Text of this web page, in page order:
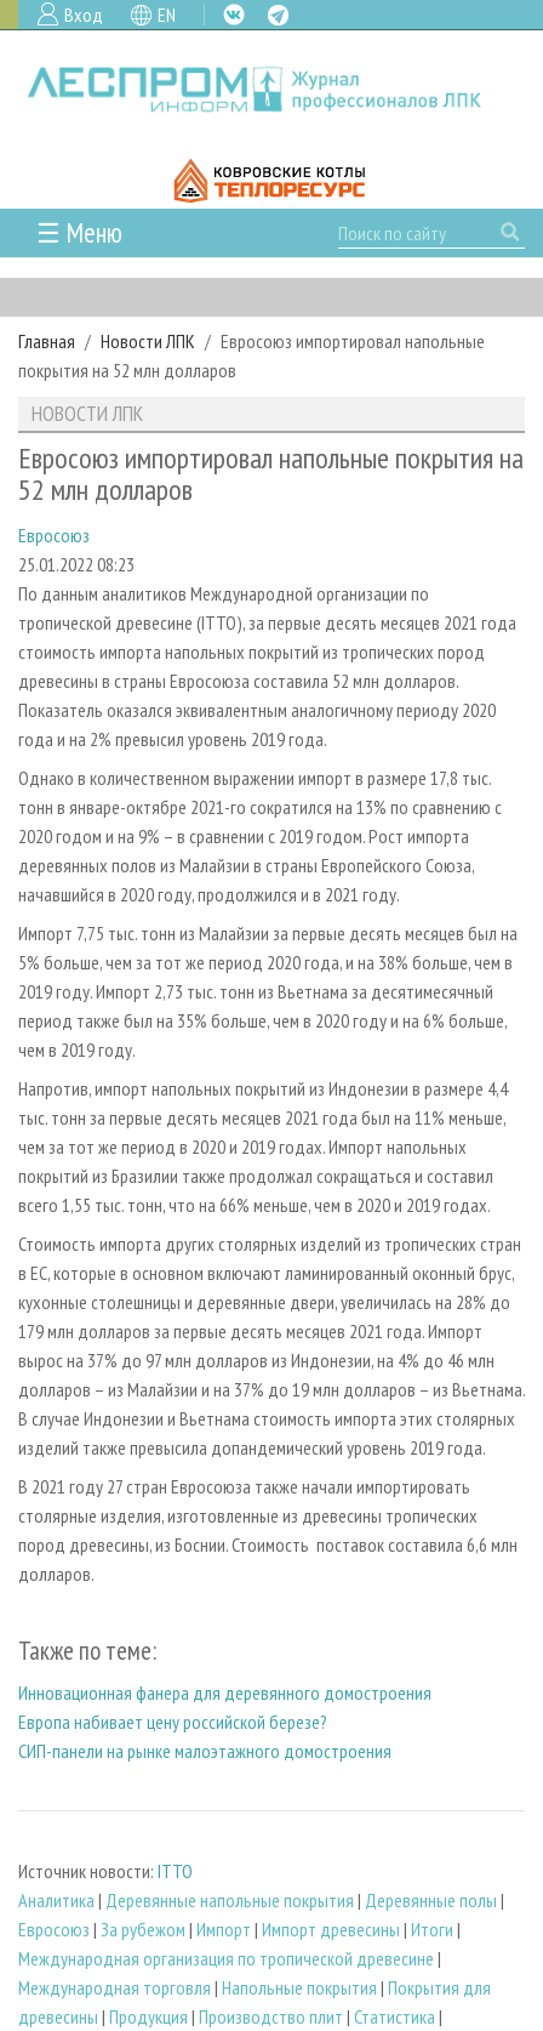
Вход EN
☰ Меню
ГЛАВНАЯ
РУБРИКИ И ТЕМЫ
РУБРИКИ ЖУРНАЛА
ЛЕСОЗАГОТОВКА
ЛЕСОПИЛЕНИЕ
СУШКА ДРЕВЕСИНЫ
ПРОИЗВОДСТВО ДРЕВЕСНЫХ ПЛИТ
ДЕРЕВЯННОЕ ДОМОСТРОЕНИЕ
ПРОИЗВОДСТВО МЕБЕЛИ
БИОЭНЕРГЕТИКА
ИНСТРУМЕНТ И МАТЕРИАЛЫ
НОВОСТИ
НОВОСТИ ЛПК
НОВОСТИ ЖУРНАЛА
ПРОЕКТЫ ЛПИ
АНАЛИТИКА
ПРЕДПРИЯТИЯ ЛПК
ПЕРСОНЫ
МОБИЛЬНЫЕ ВЫСТАВКИ
ОФИЦИАЛЬНЫЕ ДЕЛЕГАЦИИ
ПРИОРИТЕТНЫЕ ИНВЕСТПРОЕКТЫ
RUSSIAN FORESTRY REVIEW
БИБЛИОТЕКА СПЕЦИАЛИСТА
АРХИВ ЖУРНАЛОВ
О ЖУРНАЛЕ
КОНТАКТЫ
РЕКЛАМОДАТЕЛЯМ
РЕКЛАМА
РЕКЛАМА НА САЙТЕ
Главная Новости ЛПК
Евросоюз импортировал напольные
покрытия на 52 млн долларов
НОВОСТИ ЛПК
Евросоюз импортировал напольные покрытия на
52 млн долларов
Евросоюз
25.01.2022 08:23
По данным аналитиков Международной организации по
тропической древесине (ITTO), за первые десять месяцев 2021 года
стоимость импорта напольных покрытий из тропических пород
древесины в страны Евросоюза составила 52 млн долларов.
Показатель оказался эквивалентным аналогичному периоду 2020
года и на 2% превысил уровень 2019 года.
Однако в количественном выражении импорт в размере 17,8 тыс.
тонн в январе-октябре 2021-го сократился на 13% по сравнению с
2020 годом и на 9% – в сравнении с 2019 годом. Рост импорта
деревянных полов из Малайзии в страны Европейского Союза,
начавшийся в 2020 году, продолжился и в 2021 году.
Импорт 7,75 тыс. тонн из Малайзии за первые десять месяцев был на
5% больше, чем за тот же период 2020 года, и на 38% больше, чем в
2019 году. Импорт 2,73 тыс. тонн из Вьетнама за десятимесячный
период также был на 35% больше, чем в 2020 году и на 6% больше,
чем в 2019 году.
Напротив, импорт напольных покрытий из Индонезии в размере 4,4
тыс. тонн за первые десять месяцев 2021 года был на 11% меньше,
чем за тот же период в 2020 и 2019 годах. Импорт напольных
покрытий из Бразилии также продолжал сокращаться и составил
всего 1,55 тыс. тонн, что на 66% меньше, чем в 2020 и 2019 годах.
Стоимость импорта других столярных изделий из тропических стран
в ЕС, которые в основном включают ламинированный оконный брус,
кухонные столешницы и деревянные двери, увеличилась на 28% до
179 млн долларов за первые десять месяцев 2021 года. Импорт
вырос на 37% до 97 млн долларов из Индонезии, на 4% до 46 млн
долларов – из Малайзии и на 37% до 19 млн долларов – из Вьетнама.
В случае Индонезии и Вьетнама стоимость импорта этих столярных
изделий также превысила допандемический уровень 2019 года.
В 2021 году 27 стран Евросоюза также начали импортировать
столярные изделия, изготовленные из древесины тропических
пород древесины, из Боснии. Стоимость поставок составила 6,6 млн
долларов.
Также по теме:
Инновационная фанера для деревянного домостроения
Европа набивает цену российской березе?
СИП-панели на рынке малоэтажного домостроения
Источник новости: ITTO
Аналитика | Деревянные напольные покрытия | Деревянные полы |
Евросоюз | За рубежом | Импорт | Импорт древесины | Итоги |
Международная организация по тропической древесине |
Международная торговля | Напольные покрытия | Покрытия для
древесины | Продукция | Производство плит | Статистика |